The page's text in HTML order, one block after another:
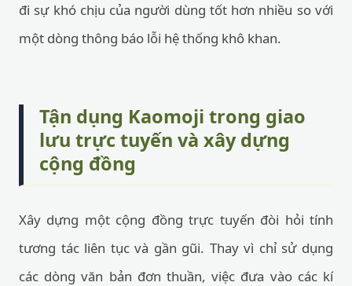
đi sự khó chịu của người dùng tốt hơn nhiều so với
một dòng thông báo lỗi hệ thống khô khan.
Tận dụng Kaomoji trong giao
lưu trực tuyến và xây dựng
cộng đồng
Xây dựng một cộng đồng trực tuyến đòi hỏi tính
tương tác liên tục và gần gũi. Thay vì chỉ sử dụng
các dòng văn bản đơn thuần, việc đưa vào các kí